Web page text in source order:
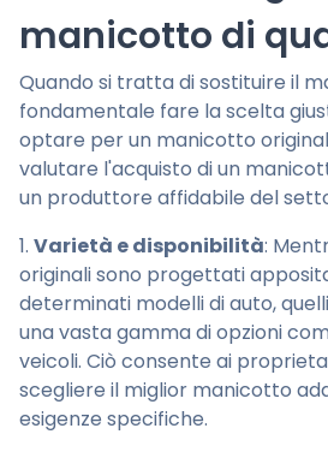
manicotto di
Quando si tratta di sostituire il
fondamentale fare la scelta
optare per un manicotto
valutare l'acquisto di un
un produttore affidabile del
1. Varietà e disponibilità:
originali sono progettati
determinati modelli di auto,
una vasta gamma di opzioni
veicoli. Ciò consente ai
scegliere il miglior manicotto
esigenze specifiche.